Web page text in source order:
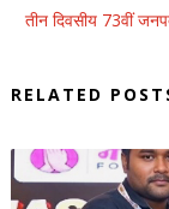
तीन दिवसीय 73वीं
RELATED